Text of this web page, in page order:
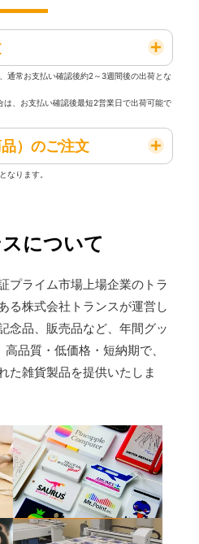
通常お支払い確認後約2～3週間後の出荷とな
、お支払い確認後最短2営業日で出荷可能で
）のご注文
なります。
について
プライム市場上場企業のトラ
る株式会社トランスが運営し
念品、販売品など、年間グッ
品質・低価格・短納期で、
た雑貨製品を提供いたしま